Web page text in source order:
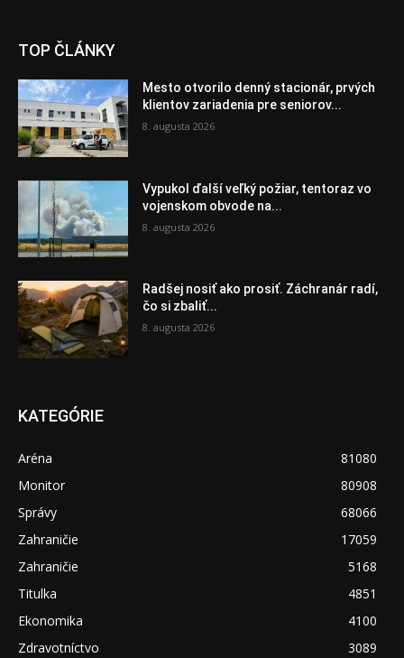
TOP ČLÁNKY
Mesto otvorilo denný stacionár, prvých
klientov zariadenia pre seniorov...
8. augusta 2026
Vypukol ďalší veľký požiar, tentoraz vo
vojenskom obvode na...
8. augusta 2026
Radšej nosiť ako prosiť. Záchranár radí,
čo si zbaliť...
8. augusta 2026
KATEGÓRIE
Aréna
81080
Monitor
80908
Správy
68066
Zahraničie
17059
Zahraničie
5168
Titulka
4851
Ekonomika
4100
Zdravotníctvo
3089